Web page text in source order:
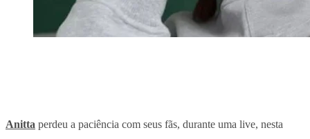
Anitta perdeu a paciência com seus fãs, durante uma live, nesta